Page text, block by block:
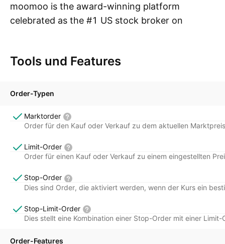
moomoo is the award-winning platform
celebrated as the #1 US stock broker on
FINRA-regulated platform forms the complete
charting to powerful execution, leveraging
time data, and commission-free trading*.
This powerful synergy empowers you to invest
with clarity and supreme confidence.
Tools und Features
Order-Typen
Marktorder
Order für den Kauf oder Verkauf zu dem aktuellen
Limit-Order
Order für einen Kauf oder Verkauf zu einem eingestellten
Stop-Order
Dies sind Order, die aktiviert werden, wenn der Kurs ein
Stop-Limit-Order
Dies stellt eine Kombination einer Stop-Order mit einer
Order-Features